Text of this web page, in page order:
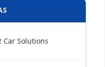
Car Solutions